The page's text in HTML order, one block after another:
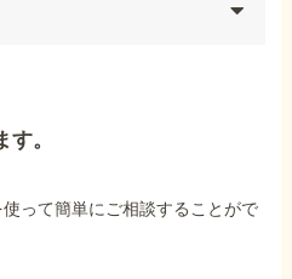
。
って簡単にご相談することがで